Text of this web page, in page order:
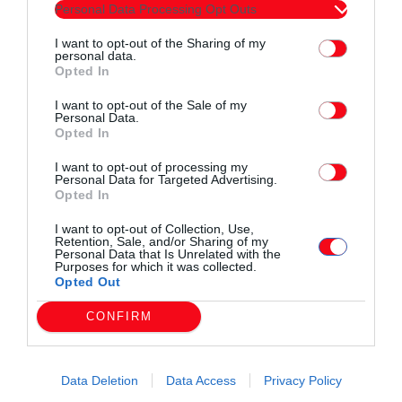
Personal Data Processing Opt Outs
I want to opt-out of the Sharing of my
personal data.
Opted In
I want to opt-out of the Sale of my
Personal Data.
Opted In
I want to opt-out of processing my
Personal Data for Targeted Advertising.
Opted In
I want to opt-out of Collection, Use,
Retention, Sale, and/or Sharing of my
Personal Data that Is Unrelated with the
Purposes for which it was collected.
Opted Out
CONFIRM
Data Deletion Data Access Privacy Policy
Σχετικά άρθρα